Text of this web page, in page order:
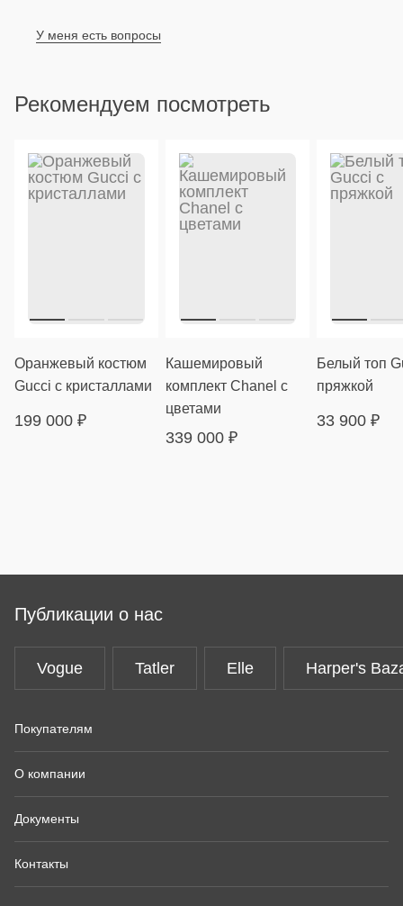
У меня есть вопросы
Рекомендуем посмотреть
Оранжевый костюм
Gucci с кристаллами
199 000 ₽
Кашемировый
комплект Chanel с
цветами
339 000 ₽
Белый топ
пряжкой
33 900 ₽
Публикации о нас
Vogue Tatler Elle Harper's
Покупателям
О компании
Документы
Контакты